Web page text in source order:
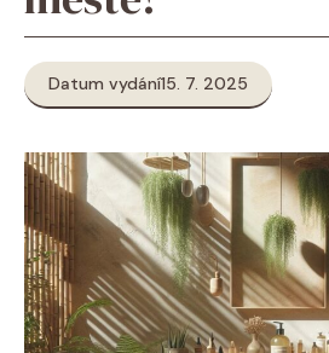
Datum vydání15. 7. 2025